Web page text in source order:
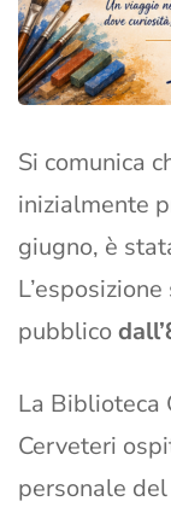
Si comunica
inizialmente
giugno, è
pubblico
La Biblioteca
Cerveteri
personale